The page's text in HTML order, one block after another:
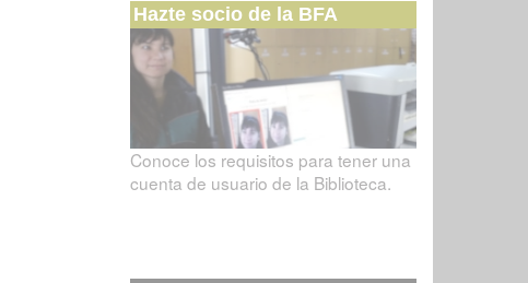
Hazte socio de la BFA
Conoce los requisitos para tener una
cuenta de usuario de la Biblioteca.